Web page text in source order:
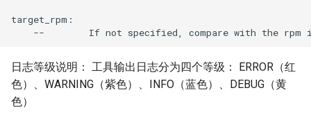
target_rpm:
日志等级说明： 工具输出日志分为四个等级： ERROR（红
色）、WARNING（紫色）、INFO（蓝色）、DEBUG（黄
色）